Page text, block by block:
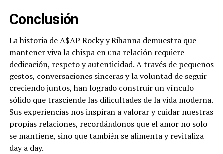
Conclusión
La historia de A$AP Rocky y Rihanna demuestra que
mantener viva la chispa en una relación requiere
dedicación, respeto y autenticidad. A través de pequeños
gestos, conversaciones sinceras y la voluntad de seguir
creciendo juntos, han logrado construir un vínculo
sólido que trasciende las dificultades de la vida moderna.
Sus experiencias nos inspiran a valorar y cuidar nuestras
propias relaciones, recordándonos que el amor no solo
se mantiene, sino que también se alimenta y revitaliza
day a day.